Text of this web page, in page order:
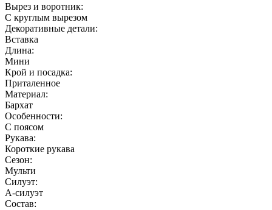
Вырез и воротник:
С круглым вырезом
Декоративные детали:
Вставка
Длина:
Мини
Крой и посадка:
Приталенное
Материал:
Бархат
Особенности:
С поясом
Рукава:
Короткие рукава
Сезон:
Мульти
Силуэт:
А-силуэт
Состав: